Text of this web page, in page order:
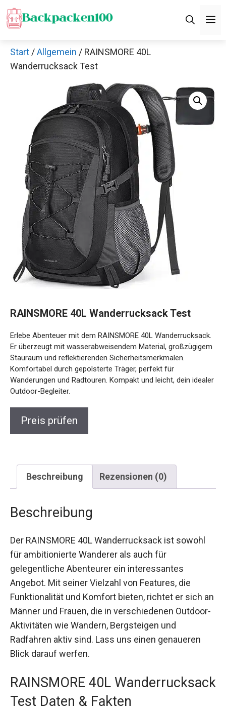
Zum
Inhalt
Start /Allgemein / RAINSMORE 40L
Wanderrucksack Test
RAINSMORE 40L Wanderrucksack Test
Erlebe Abenteuer mit dem RAINSMORE 40L Wanderrucksack.
Er überzeugt mit wasserabweisendem Material, großzügigem
Stauraum und reflektierenden Sicherheitsmerkmalen.
Komfortabel durch gepolsterte Träger, perfekt für
Wanderungen und Radtouren. Kompakt und leicht, dein idealer
Outdoor-Begleiter.
Preis prüfen
Beschreibung Rezensionen (0)
Beschreibung
Der RAINSMORE 40L Wanderrucksack ist sowohl
für ambitionierte Wanderer als auch für
gelegentliche Abenteurer ein interessantes
Angebot. Mit seiner Vielzahl von Features, die
Funktionalität und Komfort bieten, richtet er sich an
Männer und Frauen, die in verschiedenen Outdoor-
Aktivitäten wie Wandern, Bergsteigen und
Radfahren aktiv sind. Lass uns einen genaueren
Blick darauf werfen.
RAINSMORE 40L Wanderrucksack
Test Daten & Fakten